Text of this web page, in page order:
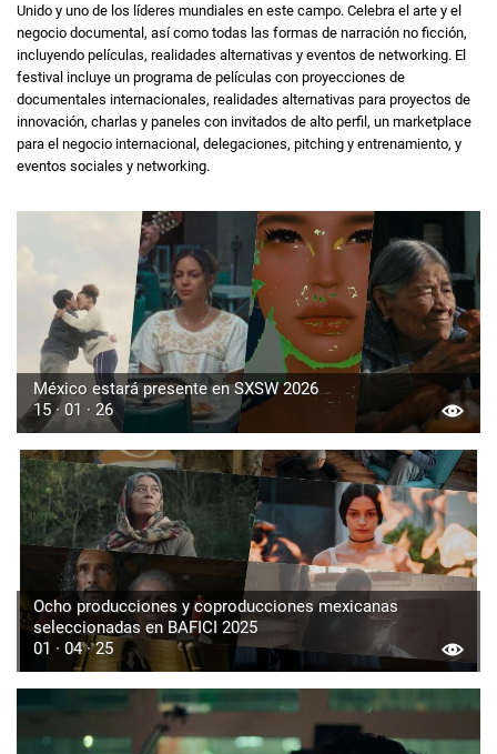
Unido y uno de los líderes mundiales en este campo. Celebra el arte y el
negocio documental, así como todas las formas de narración no ficción,
incluyendo películas, realidades alternativas y eventos de networking. El
festival incluye un programa de películas con proyecciones de
documentales internacionales, realidades alternativas para proyectos de
innovación, charlas y paneles con invitados de alto perfil, un marketplace
para el negocio internacional, delegaciones, pitching y entrenamiento, y
eventos sociales y networking.
México estará presente en SXSW 2026
15 · 01 · 26
Ocho producciones y coproducciones mexicanas
seleccionadas en BAFICI 2025
01 · 04 · 25